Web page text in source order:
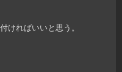
ければいいと思う。